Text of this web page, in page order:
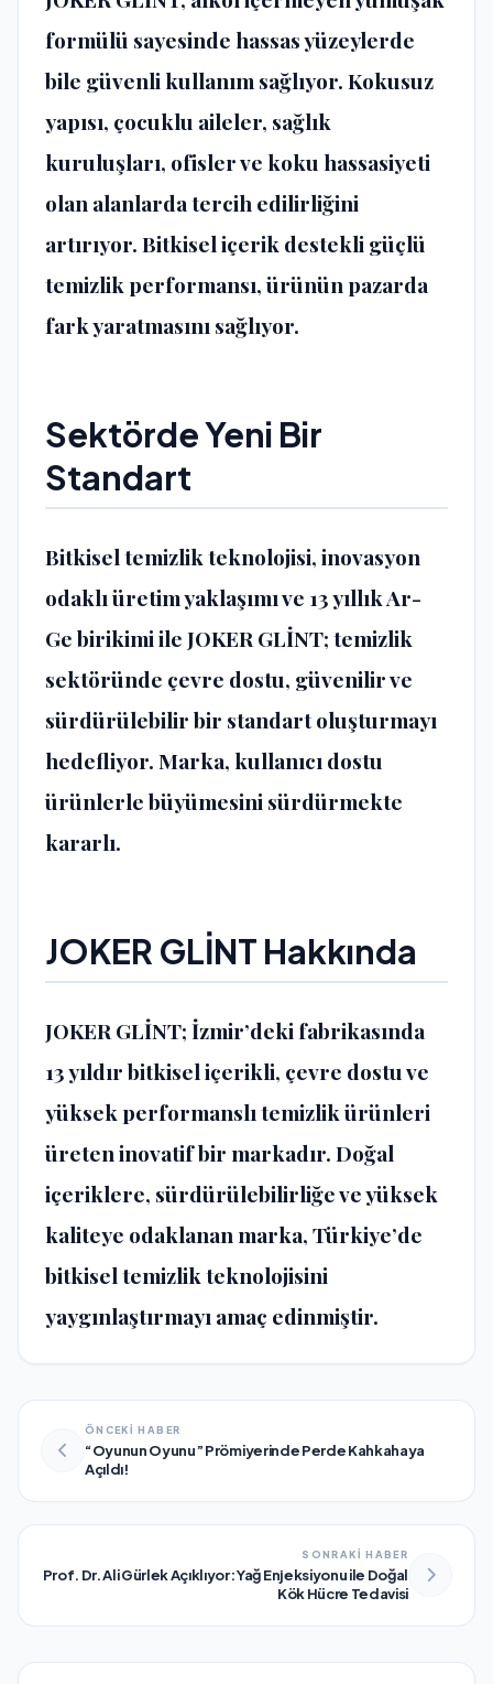
formülü sayesinde hassas yüzeylerde
bile güvenli kullanım sağlıyor. Kokusuz
yapısı, çocuklu aileler, sağlık
kuruluşları, ofisler ve koku hassasiyeti
olan alanlarda tercih edilirliğini
artırıyor. Bitkisel içerik destekli güçlü
temizlik performansı, ürünün pazarda
fark yaratmasını sağlıyor.
Sektörde Yeni Bir
Standart
Bitkisel temizlik teknolojisi, inovasyon
odaklı üretim yaklaşımı ve 13 yıllık Ar-
Ge birikimi ile JOKER GLİNT; temizlik
sektöründe çevre dostu, güvenilir ve
sürdürülebilir bir standart oluşturmayı
hedefliyor. Marka, kullanıcı dostu
ürünlerle büyümesini sürdürmekte
kararlı.
JOKER GLİNT Hakkında
JOKER GLİNT; İzmir’deki fabrikasında
13 yıldır bitkisel içerikli, çevre dostu ve
yüksek performanslı temizlik ürünleri
üreten inovatif bir markadır. Doğal
içeriklere, sürdürülebilirliğe ve yüksek
kaliteye odaklanan marka, Türkiye’de
bitkisel temizlik teknolojisini
yaygınlaştırmayı amaç edinmiştir.
ÖNCEKİ HABER
“Oyunun Oyunu” Prömiyerinde Perde Kahkahaya
Açıldı!
SONRAKİ HABER
Prof. Dr. Ali Gürlek Açıklıyor: Yağ Enjeksiyonu ile Doğal
Kök Hücre Tedavisi